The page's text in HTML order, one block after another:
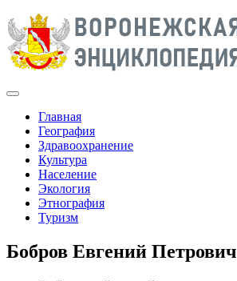
Главная
География
Здравоохранение
Культура
Население
Экология
Этнография
Туризм
Бобров Евгений Петрович